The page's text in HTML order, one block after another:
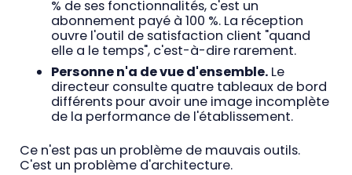
% de ses fonctionnalités, c'est un
abonnement payé à 100 %. La réception
ouvre l'outil de satisfaction client "quand
elle a le temps", c'est-à-dire rarement.
Personne n'a de vue d'ensemble. Le
directeur consulte quatre tableaux de bord
différents pour avoir une image incomplète
de la performance de l'établissement.
Ce n'est pas un problème de mauvais outils.
C'est un problème d'architecture.